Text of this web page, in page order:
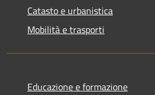
Catasto e urbanistica
Mobilità e trasporti
Educazione e formazione